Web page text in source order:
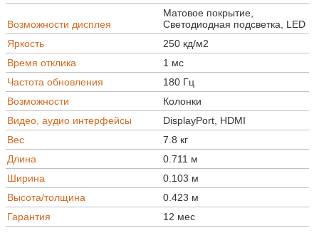
Возможности дисплея
Матовое покрытие,
Светодиодная подсветка, LED
Яркость
250 кд/м2
Время отклика
1 мс
Частота обновления
180 Гц
Возможности
Колонки
Видео, аудио интерфейсы
DisplayPort, HDMI
Вес
7.8 кг
Длина
0.711 м
Ширина
0.103 м
Высота/толщина
0.423 м
Гарантия
12 мес